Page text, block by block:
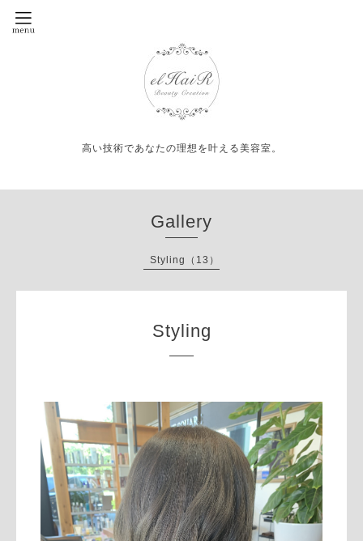
高い技術であなたの理想を叶える美容室。
Gallery
Styling（13）
Styling